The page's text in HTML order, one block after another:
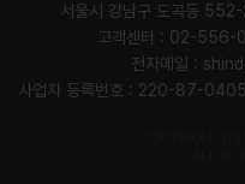
서울시 강남구 도곡동
고객센터 : 02-556-
전자메일 :
사업자 등록번호 : 220-87-